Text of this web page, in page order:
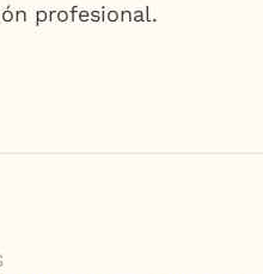
profesional.